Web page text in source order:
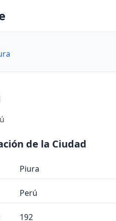
de la Ciudad
Piura
Perú
192